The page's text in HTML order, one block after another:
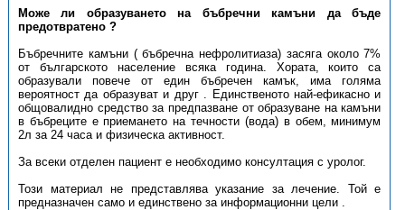
Може ли образуването на бъбречни камъни да бъде
предотвратено ?
Бъбречните камъни ( бъбречна нефролитиаза) засяга около 7%
от българското население всяка година. Хората, които са
образували повече от един бъбречен камък, има голяма
вероятност да образуват и друг . Единственото най-ефикасно и
общовалидно средство за предпазване от образуване на камъни
в бъбреците е приемането на течности (вода) в обем, минимум
2л за 24 часа и физическа активност.
За всеки отделен пациент е необходимо консултация с уролог.
Този материал не представлява указание за лечение. Той е
предназначен само и единствено за информационни цели .